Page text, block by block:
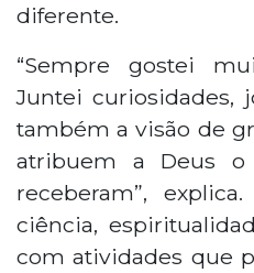
diferente.
“Sempre gostei
Juntei curiosidades,
também a visão de
atribuem a Deus o
receberam”,
ciência,
com atividades que